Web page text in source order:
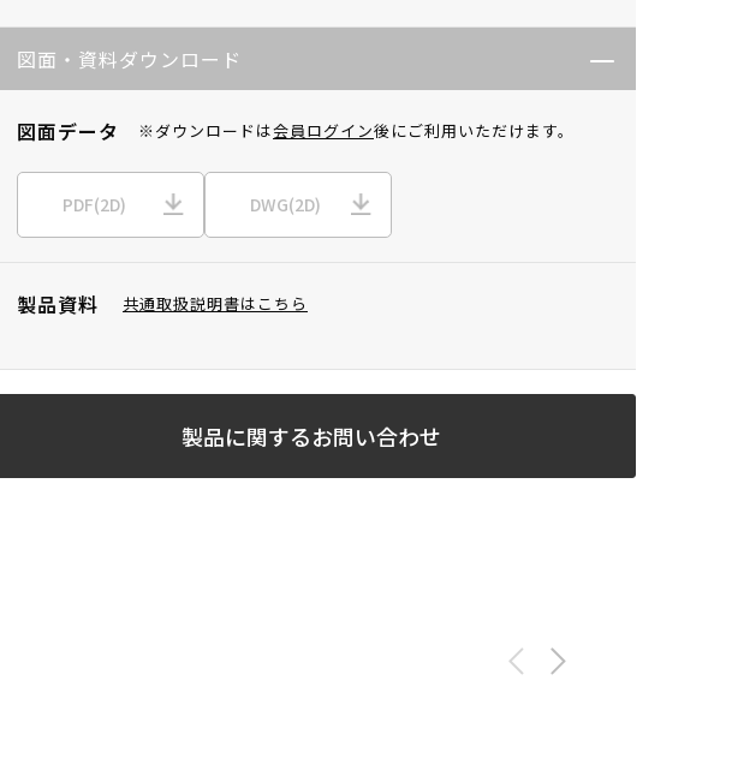
図面・資料ダウンロード
図面データ ※ダウンロードは会員ログイン後にご利用いただけます。
PDF(2D) DWG(2D)
製品資料 共通取扱説明書はこちら
製品に関するお問い合わせ